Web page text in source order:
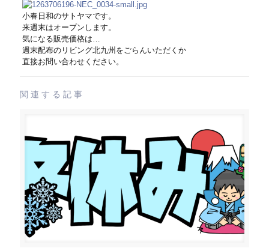
小春日和のサトヤマです。
来週末はオープンします。
気になる販売価格は…
週末配布のリビング北九州をごらんいただくか
直接お問い合わせください。
関連する記事